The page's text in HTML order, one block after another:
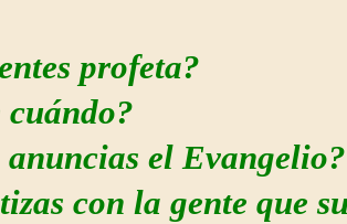
profeta?
cuándo?
anuncias el Evangelio?
con la gente que